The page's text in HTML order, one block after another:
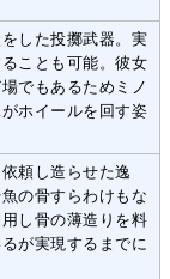
した投擲武器。実
ことも可能。彼女
でもあるためミノ
ホイールを回す姿
頼し造らせた逸
の骨すらわけもな
し骨の薄造りを料
が実現するまでに